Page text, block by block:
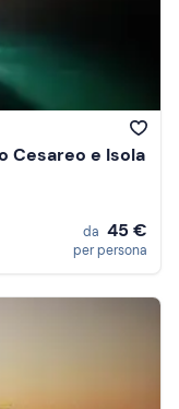
Cesareo e Isola
da 45 €
per persona